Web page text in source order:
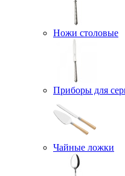
Ножи столовые
Приборы для
Чайные ложки